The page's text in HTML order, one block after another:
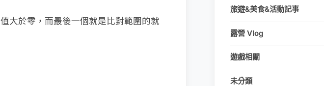
大於零，而最後一個就是比對範圍的就
旅遊&美食&活動記事
露營 Vlog
遊戲相關
未分類